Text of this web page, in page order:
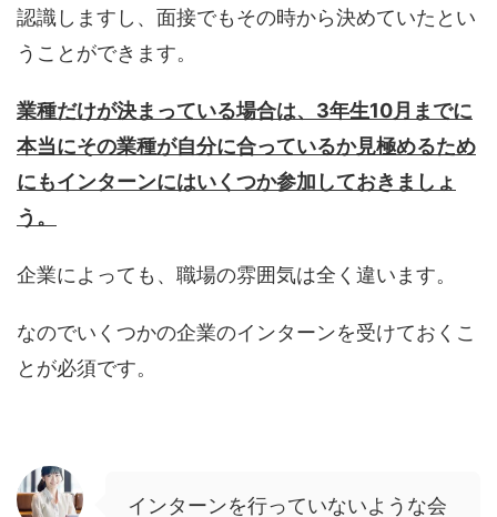
認識しますし、面接でもその時から決めていたとい
うことができます。
業種だけが決まっている場合は、3年生10月までに
本当にその業種が自分に合っているか見極めるため
にもインターンにはいくつか参加しておきましょ
う。
企業によっても、職場の雰囲気は全く違います。
なのでいくつかの企業のインターンを受けておくこ
とが必須です。
インターンを行っていないような会